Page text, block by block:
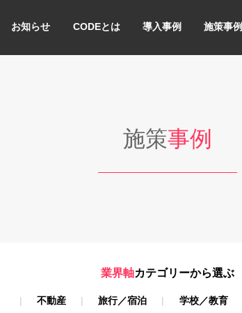
お知らせ CODEとは 導入事例 施策事例
施策事例
業界軸カテゴリーから選ぶ
不動産 旅行／宿泊 学校／教育